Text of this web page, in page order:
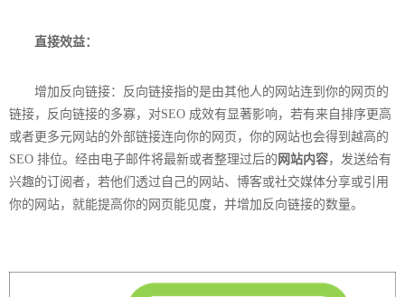
直接效益：
增加反向链接：反向链接指的是由其他人的网站连到你的网页的
链接，反向链接的多寡，对SEO 成效有显著影响，若有来自排序更高
或者更多元网站的外部链接连向你的网页，你的网站也会得到越高的
SEO 排位。经由电子邮件将最新或者整理过后的 网站内容，发送给有
兴趣的订阅者，若他们透过自己的网站、博客或社交媒体分享或引用
你的网站，就能提高你的网页能见度，并增加反向链接的数量。